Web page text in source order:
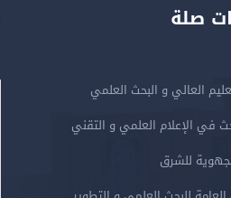
صلة
العالي و البحث العلمي
في الإعلام العلمي و التقني
للشرق